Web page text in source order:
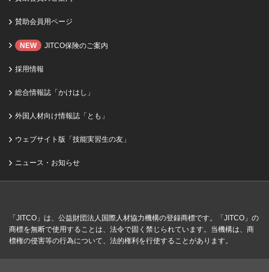
賛助会員用ページ
NEW JITCO保険のご案内
採用情報
総合情報誌「かけはし」
外国人材向け情報誌「とも」
ウェブサイト版「技能実習生の友」
ニュース・お知らせ
「JITCO」は、公益財団法人国際人材協力機構の登録商標です。「JITCO」の
商標を無断で使用することは、法令で固く禁じられています。当機構は、商
標権の侵害等の行為について、法的権利を行使することがあります。